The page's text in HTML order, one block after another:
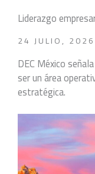
Liderazgo
24 JULIO, 2026
DEC México
ser un área
estratégica.